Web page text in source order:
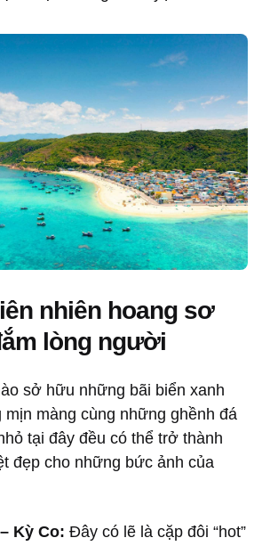
nhiên hoang sơ
lòng người
sở hữu những bãi biển xanh
mịn màng cùng những ghềnh đá
tại đây đều có thể trở thành
đẹp cho những bức ảnh của
Kỳ Co: Đây có lẽ là cặp đôi “hot”